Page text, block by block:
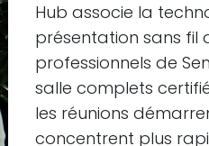
Hub associe la
présentation sans fil
professionnels de
salle complets
les réunions
concentrent plus